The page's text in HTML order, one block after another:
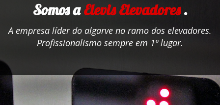
Somos aElevis Elevadores.
A empresa líder do algarve no ramo dos elevadores.
Profissionalismo sempre em 1º lugar.